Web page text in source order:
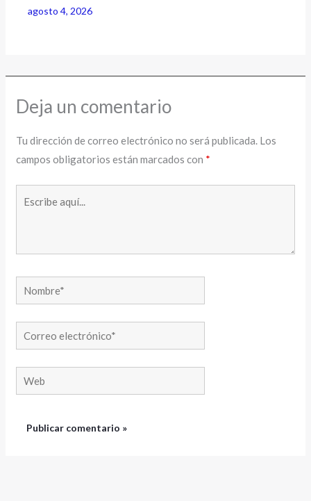
agosto 4, 2026
Deja un comentario
Tu dirección de correo electrónico no será publicada. Los
campos obligatorios están marcados con *
Nombre*
Correo
electrónico*
Web